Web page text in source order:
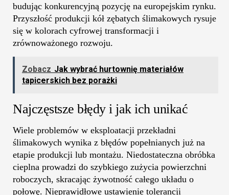
budując konkurencyjną pozycję na europejskim rynku.
Przyszłość produkcji kół zębatych ślimakowych rysuje
się w kolorach cyfrowej transformacji i
zrównoważonego rozwoju.
Zobacz Jak wybrać hurtownię materiałów
tapicerskich bez porażki
Najczęstsze błędy i jak ich unikać
Wiele problemów w eksploatacji przekładni
ślimakowych wynika z błędów popełnianych już na
etapie produkcji lub montażu. Niedostateczna obróbka
cieplna prowadzi do szybkiego zużycia powierzchni
roboczych, skracając żywotność całego układu o
połowę. Nieprawidłowe ustawienie tolerancji